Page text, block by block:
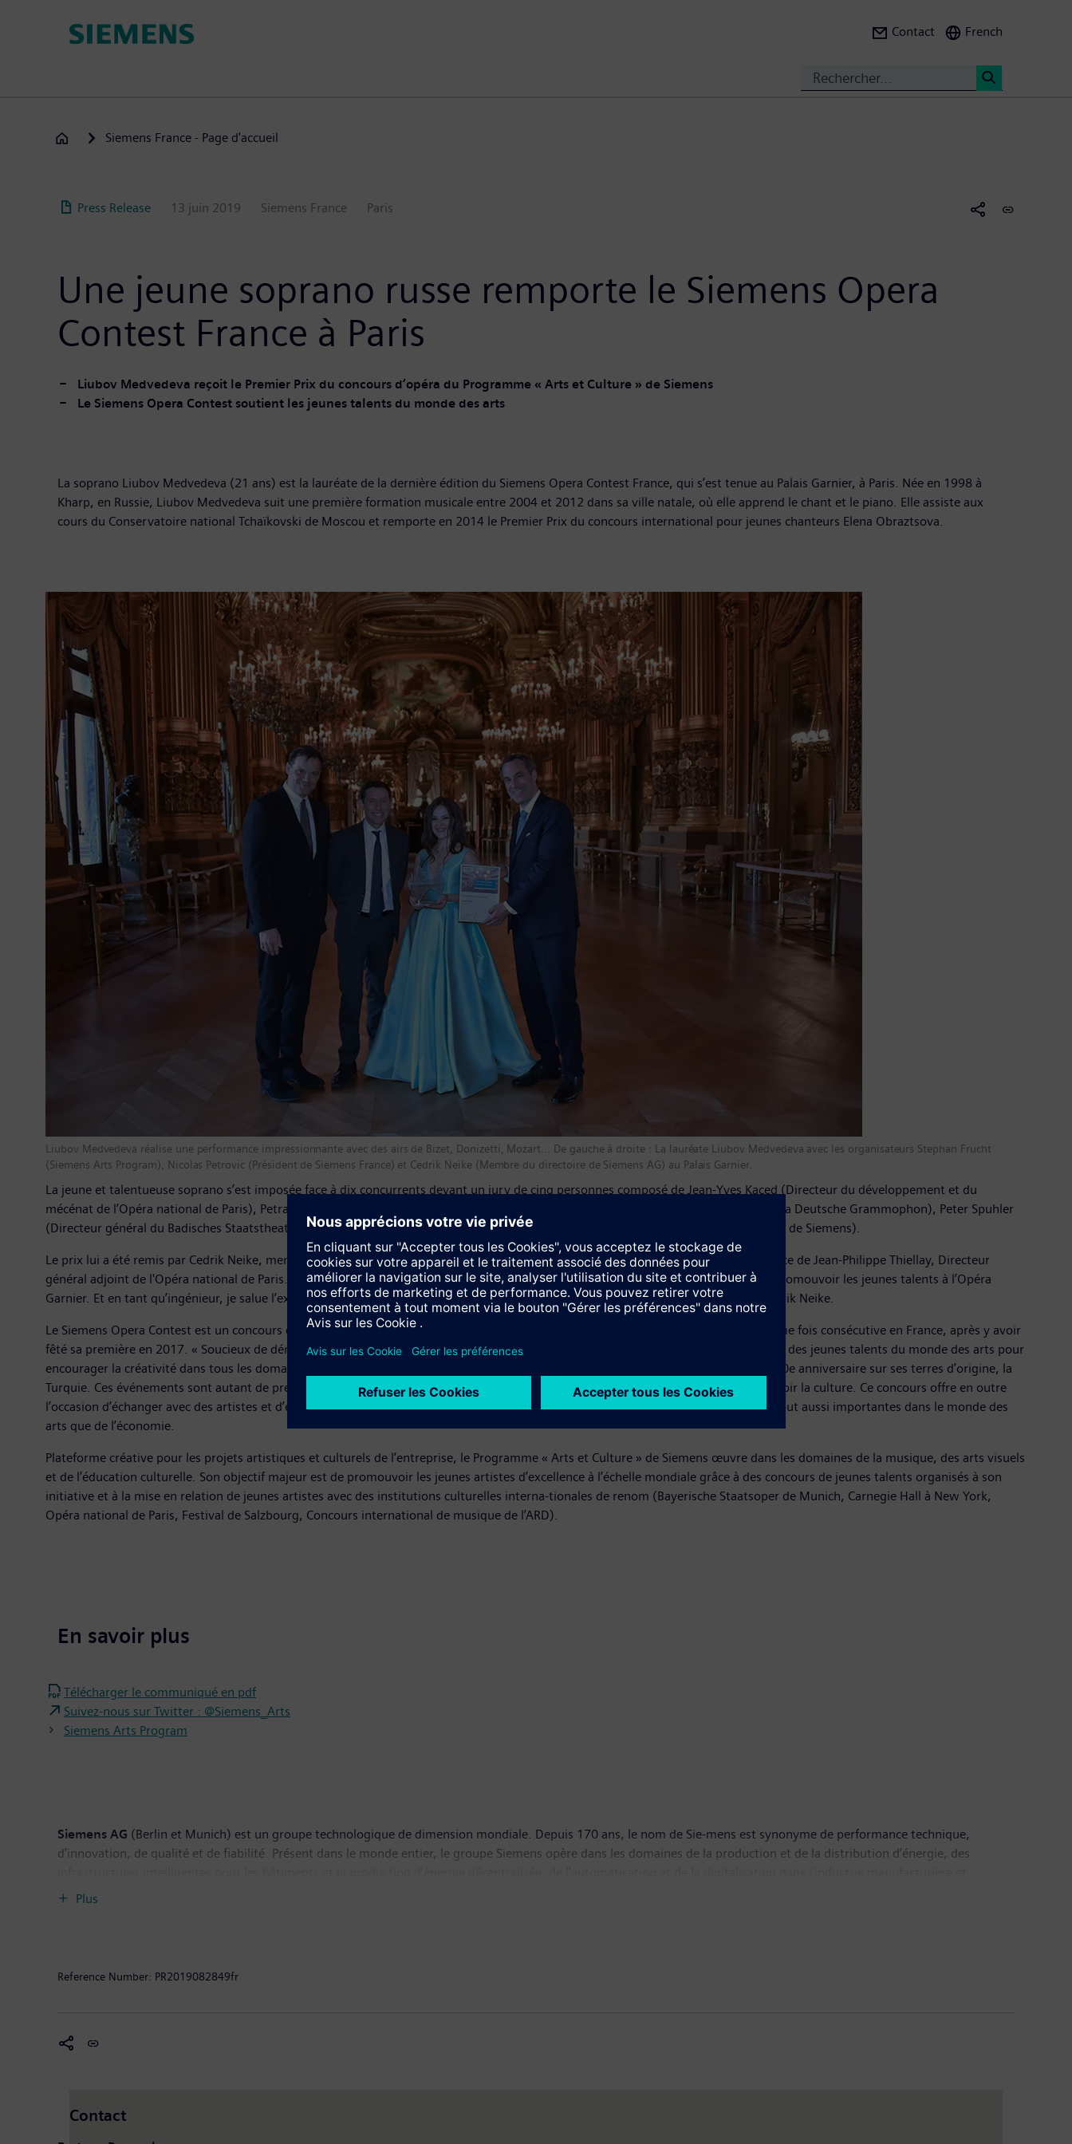
Contact French
Siemens France - Page d'accueil
Press Release 13 juin 2019 Siemens France Paris
Une jeune soprano russe remporte le Siemens Opera
Contest France à Paris
Liubov Medvedeva reçoit le Premier Prix du concours d’opéra du Programme « Arts et Culture » de Siemens
Le Siemens Opera Contest soutient les jeunes talents du monde des arts
La soprano Liubov Medvedeva (21 ans) est la lauréate de la dernière édition du Siemens Opera Contest France, qui s’est tenue au Palais Garnier, à Paris. Née en 1998 à
Kharp, en Russie, Liubov Medvedeva suit une première formation musicale entre 2004 et 2012 dans sa ville natale, où elle apprend le chant et le piano. Elle assiste aux
cours du Conservatoire national Tchaïkovski de Moscou et remporte en 2014 le Premier Prix du concours international pour jeunes chanteurs Elena Obraztsova.
Liubov Medvedeva réalise une performance impressionnante avec des airs de Bizet, Donizetti, Mozart... De gauche à droite : La lauréate Liubov Medvedeva avec les organisateurs Stephan Frucht
(Siemens Arts Program), Nicolas Petrovic (Président de Siemens France) et Cedrik Neike (Membre du directoire de Siemens AG) au Palais Garnier.
La jeune et talentueuse soprano s’est imposée face à dix concurrents devant un jury de cinq personnes composé de Jean-Yves Kaced (Directeur du développement et du
mécénat de l’Opéra national de Paris), Petra Gaich (Directrice artistique du Festival de Salzbourg), Clemens Trautmann (Président de la Deutsche Grammophon), Peter Spuhler
(Directeur général du Badisches Staatstheater de Karlsruhe) et Stephan Frucht (Directeur artistique du Programme « Arts et Culture » de Siemens).
Le prix lui a été remis par Cedrik Neike, membre du Directoire de Siemens AG, et Nicolas Petrovic, CEO de Siemens France, en présence de Jean-Philippe Thiellay, Directeur
général adjoint de l'Opéra national de Paris. « Étant à moitié français, je suis ravi que Siemens organise cet événement spécial pour promouvoir les jeunes talents à l’Opéra
Garnier. Et en tant qu’ingénieur, je salue l’excellence d’une performance qui relève cette fois-ci du domaine artistique », a déclaré Cedrik Neike.
Le Siemens Opera Contest est un concours de chant professionnel qui réunit les meilleurs jeunes talents. Il se déroule pour la troisième fois consécutive en France, après y avoir
fêté sa première en 2017. « Soucieux de démontrer la contribution d’une entreprise industrielle à la société, Siemens s'engage auprès des jeunes talents du monde des arts pour
encourager la créativité dans tous les domaines », explique Nicolas Petrovic, Président de Siemens France. En 2018, il a célébré son 20e anniversaire sur ses terres d’origine, la
Turquie. Ces événements sont autant de preuves de l’engagement constant de Siemens à encourager les jeunes talents et à promouvoir la culture. Ce concours offre en outre
l’occasion d’échanger avec des artistes et d’éclairer des aspects novateurs et avant-gardistes de la création artistique, deux qualités tout aussi importantes dans le monde des
arts que de l’économie.
Plateforme créative pour les projets artistiques et culturels de l’entreprise, le Programme « Arts et Culture » de Siemens œuvre dans les domaines de la musique, des arts visuels
et de l’éducation culturelle. Son objectif majeur est de promouvoir les jeunes artistes d’excellence à l’échelle mondiale grâce à des concours de jeunes talents organisés à son
initiative et à la mise en relation de jeunes artistes avec des institutions culturelles interna-tionales de renom (Bayerische Staatsoper de Munich, Carnegie Hall à New York,
Opéra national de Paris, Festival de Salzbourg, Concours international de musique de l’ARD).
En savoir plus
Télécharger le communiqué en pdf
Suivez-nous sur Twitter : @Siemens_Arts
Siemens Arts Program
Siemens AG (Berlin et Munich) est un groupe technologique de dimension mondiale. Depuis 170 ans, le nom de Sie-mens est synonyme de performance technique,
d’innovation, de qualité et de fiabilité. Présent dans le monde entier, le groupe Siemens opère dans les domaines de la production et de la distribution d’énergie, des
l’industrie des procédés. Par ailleurs, Siemens Mobility, une société du groupe bénéficiant d’une autonomie de gestion de ses activités, est un fournisseur majeur de
Plus
Reference Number: PR2019082849fr
Contact